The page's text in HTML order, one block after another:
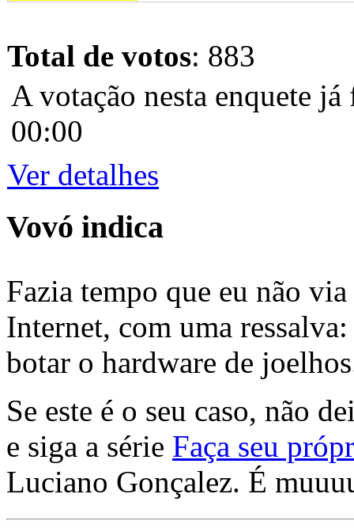
Total de votos: 883
A votação nesta enquete
00:00
Ver detalhes
Vovó indica
Fazia tempo que eu não
Internet, com uma
botar o hardware de
Se este é o seu caso, não
e siga a série Faça seu
Luciano Gonçalez. É